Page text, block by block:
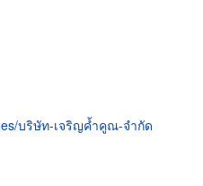
บริษัท-เจริญค้ำคูณ-จำกัด